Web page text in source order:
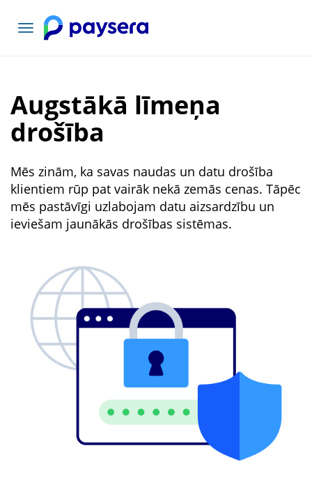
Pārslēgt
navigāciju
Augstākā līmeņa
drošība
Mēs zinām, ka savas naudas un datu drošība
klientiem rūp pat vairāk nekā zemās cenas. Tāpēc
mēs pastāvīgi uzlabojam datu aizsardzību un
ieviešam jaunākās drošības sistēmas.